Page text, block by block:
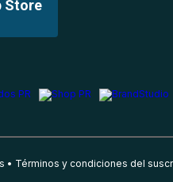
Store
Términos y condiciones del